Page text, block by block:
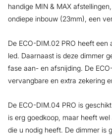
handige MIN & MAX
ondiepe inbouw (23mm), een
De ECO-DIM.02 PRO heeft
led. Daarnaast is deze dimmer
fase aan- en afsnijding. De
vervangbare en extra zekering
De ECO-DIM.04 PRO is
is erg goedkoop, maar heeft
die u nodig heeft. De dimmer is